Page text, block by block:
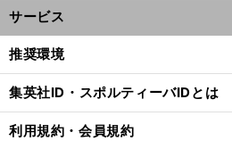
サービス
推奨環境
集英社ID・スポルティーバIDとは
利用規約・会員規約